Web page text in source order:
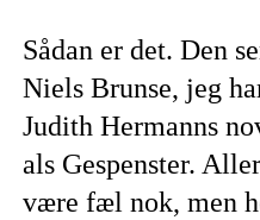
Sådan er det. Den
Niels Brunse, jeg
Judith Hermanns
als Gespenster.
være fæl nok, men